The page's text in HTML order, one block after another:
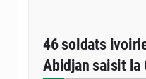
46 soldats
Abidjan saisit la